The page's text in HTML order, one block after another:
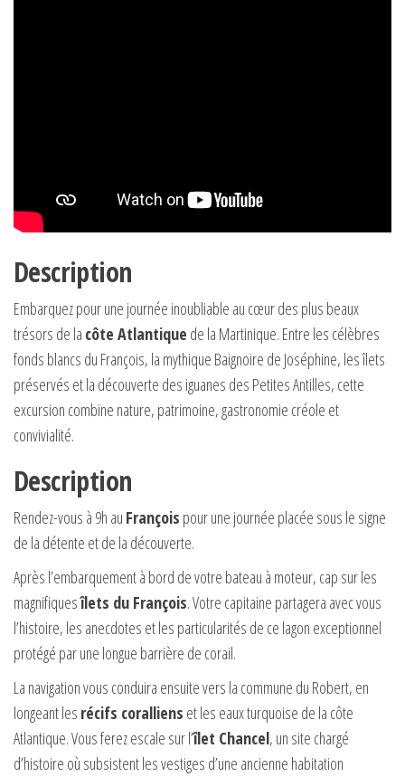
Description
Embarquez pour une journée inoubliable au cœur des plus beaux
trésors de la côte Atlantique de la Martinique. Entre les célèbres
fonds blancs du François, la mythique Baignoire de Joséphine, les îlets
préservés et la découverte des iguanes des Petites Antilles, cette
excursion combine nature, patrimoine, gastronomie créole et
convivialité.
Description
Rendez-vous à 9h au François pour une journée placée sous le signe
de la détente et de la découverte.
Après l’embarquement à bord de votre bateau à moteur, cap sur les
magnifiquesîlets du François. Votre capitaine partagera avec vous
l’histoire, les anecdotes et les particularités de ce lagon exceptionnel
protégé par une longue barrière de corail.
La navigation vous conduira ensuite vers la commune du Robert, en
longeant les récifs coralliens et les eaux turquoise de la côte
Atlantique. Vous ferez escale sur l’îlet Chancel, un site chargé
d’histoire où subsistent les vestiges d’une ancienne habitation